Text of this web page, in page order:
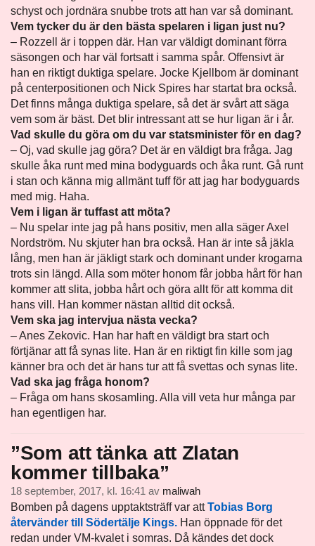
schyst och jordnära snubbe trots att han var så dominant.
Vem tycker du är den bästa spelaren i ligan just nu?
– Rozzell är i toppen där. Han var väldigt dominant förra
säsongen och har väl fortsatt i samma spår. Offensivt är
han en riktigt duktiga spelare. Jocke Kjellbom är dominant
på centerpositionen och Nick Spires har startat bra också.
Det finns många duktiga spelare, så det är svårt att säga
vem som är bäst. Det blir intressant att se hur ligan är i år.
Vad skulle du göra om du var statsminister för en dag?
– Oj, vad skulle jag göra? Det är en väldigt bra fråga. Jag
skulle åka runt med mina bodyguards och åka runt. Gå runt
i stan och känna mig allmänt tuff för att jag har bodyguards
med mig. Haha.
Vem i ligan är tuffast att möta?
– Nu spelar inte jag på hans positiv, men alla säger Axel
Nordström. Nu skjuter han bra också. Han är inte så jäkla
lång, men han är jäkligt stark och dominant under krogarna
trots sin längd. Alla som möter honom får jobba hårt för han
kommer att slita, jobba hårt och göra allt för att komma dit
hans vill. Han kommer nästan alltid dit också.
Vem ska jag intervjua nästa vecka?
– Anes Zekovic. Han har haft en väldigt bra start och
förtjänar att få synas lite. Han är en riktigt fin kille som jag
känner bra och det är hans tur att få svettas och synas lite.
Vad ska jag fråga honom?
– Fråga om hans skosamling. Alla vill veta hur många par
han egentligen har.
”Som att tänka att Zlatan
kommer tillbaka”
18 september, 2017, kl. 16:41 av maliwah
Bomben på dagens upptaktsträff var attTobias Borg
återvänder till Södertälje Kings. Han öppnade för det
redan under VM-kvalet i somras. Då kändes det dock